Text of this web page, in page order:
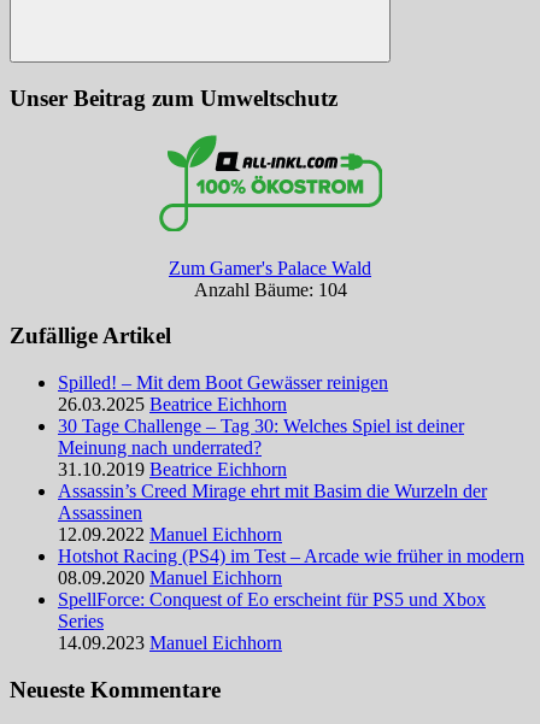
Suchen
Unser Beitrag zum Umweltschutz
Zum Gamer's Palace Wald
Anzahl Bäume: 104
Zufällige Artikel
Spilled! – Mit dem Boot Gewässer reinigen
26.03.2025 Beatrice Eichhorn
30 Tage Challenge – Tag 30: Welches Spiel ist deiner
Meinung nach underrated?
31.10.2019 Beatrice Eichhorn
Assassin’s Creed Mirage ehrt mit Basim die Wurzeln der
Assassinen
12.09.2022 Manuel Eichhorn
Hotshot Racing (PS4) im Test – Arcade wie früher in modern
08.09.2020 Manuel Eichhorn
SpellForce: Conquest of Eo erscheint für PS5 und Xbox
Series
14.09.2023 Manuel Eichhorn
Neueste Kommentare